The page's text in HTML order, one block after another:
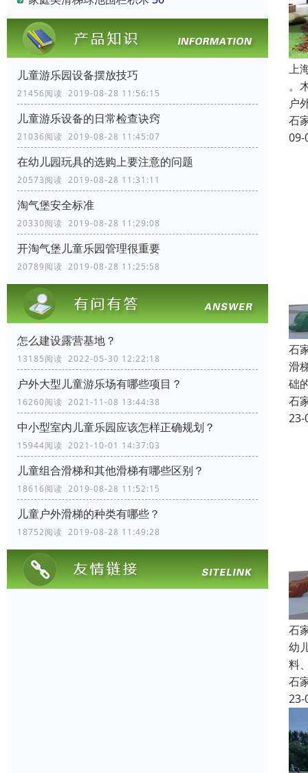
儿童游乐园设备摆放技巧
21456阅读 2019-08-28 11:56:15
儿童游乐设备的日常检查诀窍
21036阅读 2019-08-28 11:45:07
在幼儿园玩具的选购上要注意的问题
20573阅读 2019-08-28 11:31:11
淘气堡安全标准
20330阅读 2019-08-28 11:29:08
开淘气堡儿童乐园管理很重要
20789阅读 2019-08-28 11:25:58
怎么建设露营基地？
13185阅读 2022-05-30 12:22:18
户外大型儿童游乐场有哪些项目？
16260阅读 2021-11-08 13:44:38
中小型室内儿童乐园应该怎样正确规划？
15944阅读 2021-10-01 14:37:03
儿童组合滑梯和其他滑梯有哪些区别？
18616阅读 2019-08-28 11:52:15
儿童户外滑梯的种类有哪些？
18752阅读 2019-08-28 11:49:28
上
。
户
石
09-
石
滑
础
石
23-
石
幼
料
石
23-